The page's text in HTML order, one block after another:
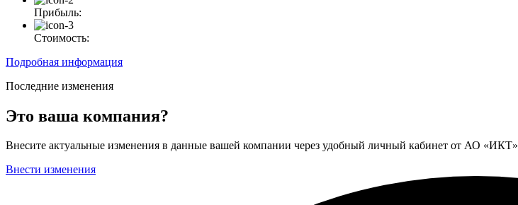
Прибыль:
Стоимость:
Подробная информация
Последние изменения
Это ваша компания?
Внесите актуальные изменения в данные вашей компании через удобный личный кабинет от АО «ИКТ»
Внести изменения